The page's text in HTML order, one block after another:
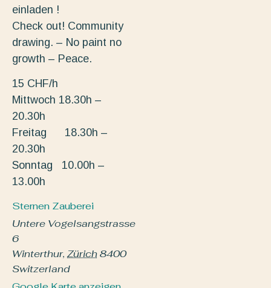
einladen !
Check out! Community
drawing. – No paint no
growth – Peace.
15 CHF/h
Mittwoch 18.30h –
20.30h
Freitag 18.30h –
20.30h
Sonntag 10.00h –
13.00h
Sternen Zauberei
Untere Vogelsangstrasse
6
Winterthur, Zürich8400
Switzerland